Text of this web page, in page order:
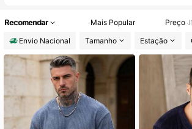
Recomendar Mais Popular Preço
Envio Nacional
Tamanho Estação